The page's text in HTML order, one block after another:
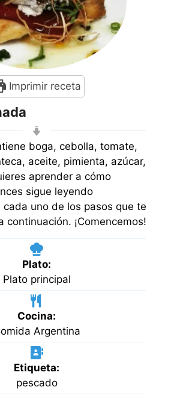
Imprimir receta
boga, cebolla, tomate,
aceite, pimienta, azúcar,
aprender a cómo
sigue leyendo
uno de los pasos que te
continuación. ¡Comencemos!
Plato:
Plato principal
Cocina:
Argentina
Etiqueta:
pescado